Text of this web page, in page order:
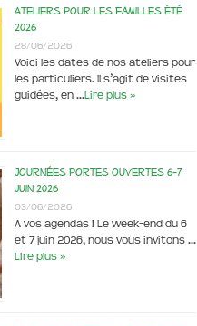
Ateliers pour les familles été
2026
28/06/2026
Voici les dates de nos ateliers pour
les particuliers. Il s’agit de visites
guidées, en …Lire plus »
Journées portes ouvertes 6-7
juin 2026
03/06/2026
A vos agendas ! Le week-end du 6
et 7 juin 2026, nous vous invitons …
Lire plus »